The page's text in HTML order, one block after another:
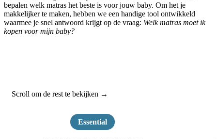
bepalen welk matras het beste is voor jouw baby. Om het je
makkelijker te maken, hebben we een handige tool ontwikkeld
waarmee je snel antwoord krijgt op de vraag: Welk matras moet ik
kopen voor mijn baby?
Scroll om de rest te bekijken →
Essential